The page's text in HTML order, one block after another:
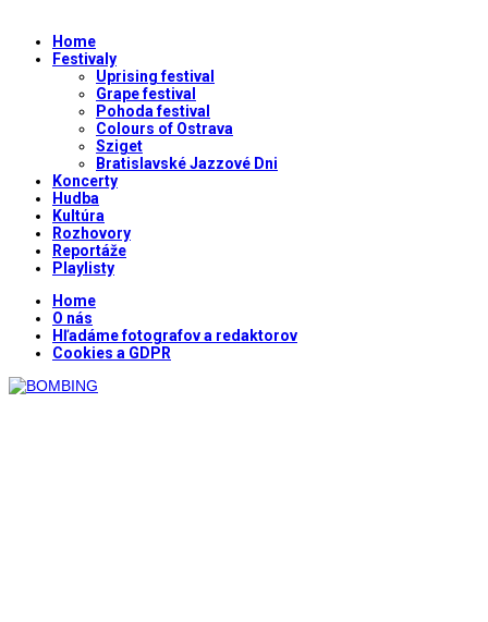
Home
Festivaly
Uprising festival
Grape festival
Pohoda festival
Colours of Ostrava
Sziget
Bratislavské Jazzové Dni
Koncerty
Hudba
Kultúra
Rozhovory
Reportáže
Playlisty
Home
O nás
Hľadáme fotografov a redaktorov
Cookies a GDPR